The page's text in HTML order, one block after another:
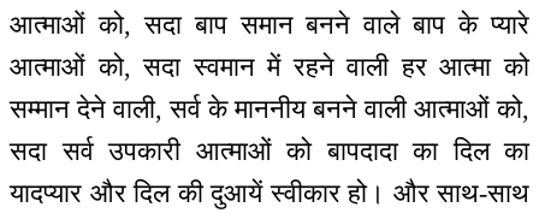
आत्माओं को, सदा बाप समान बनने वाले बाप के प्यारे
आत्माओं को, सदा स्वमान में रहने वाली हर आत्मा को
सम्मान देने वाली, सर्व के माननीय बनने वाली आत्माओं को,
सदा सर्व उपकारी आत्माओं को बापदादा का दिल का
यादप्यार और दिल की दुआयें स्वीकार हो। और साथ-साथ